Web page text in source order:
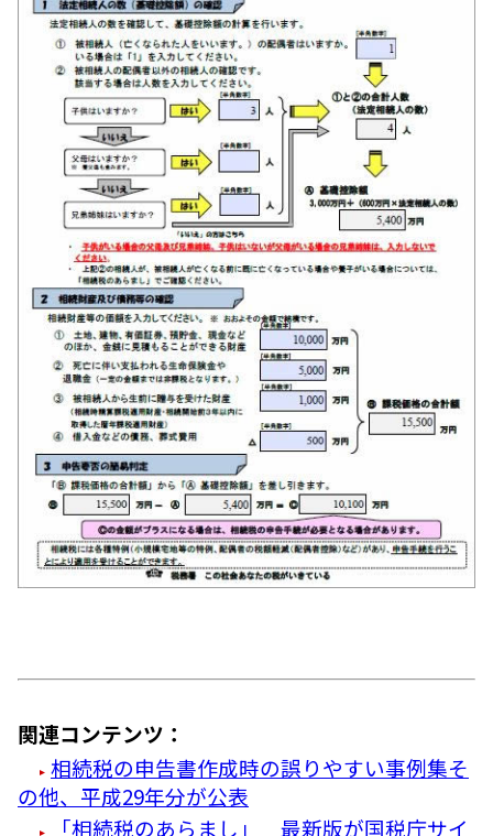
関連コンテンツ：
相続税の申告書作成時の誤りやすい事例集そ
の他、平成29年分が公表
「相続税のあらまし」 最新版が国税庁サイ